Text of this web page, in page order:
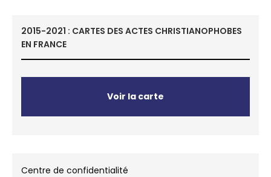
2015-2021 : CARTES DES ACTES CHRISTIANOPHOBES
EN FRANCE
Voir la carte
Centre de confidentialité